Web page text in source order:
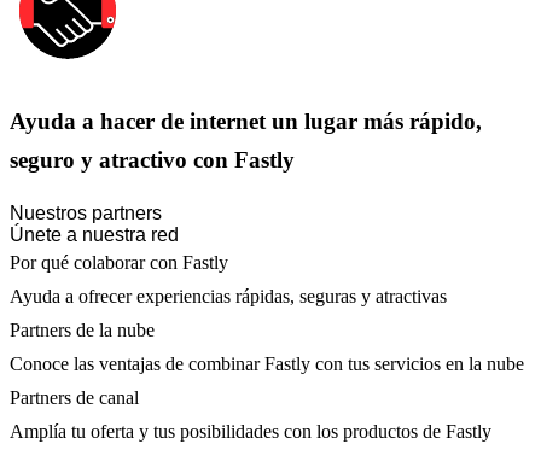
Ayuda a hacer de internet un lugar más rápido,
seguro y atractivo con Fastly
Nuestros partners
Únete a nuestra red
Por qué colaborar con Fastly
Ayuda a ofrecer experiencias rápidas, seguras y atractivas
Partners de la nube
Conoce las ventajas de combinar Fastly con tus servicios en la nube
Partners de canal
Amplía tu oferta y tus posibilidades con los productos de Fastly